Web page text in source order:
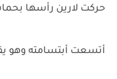
حركت لارين رأسها
أتسعت أبتسامته وهو